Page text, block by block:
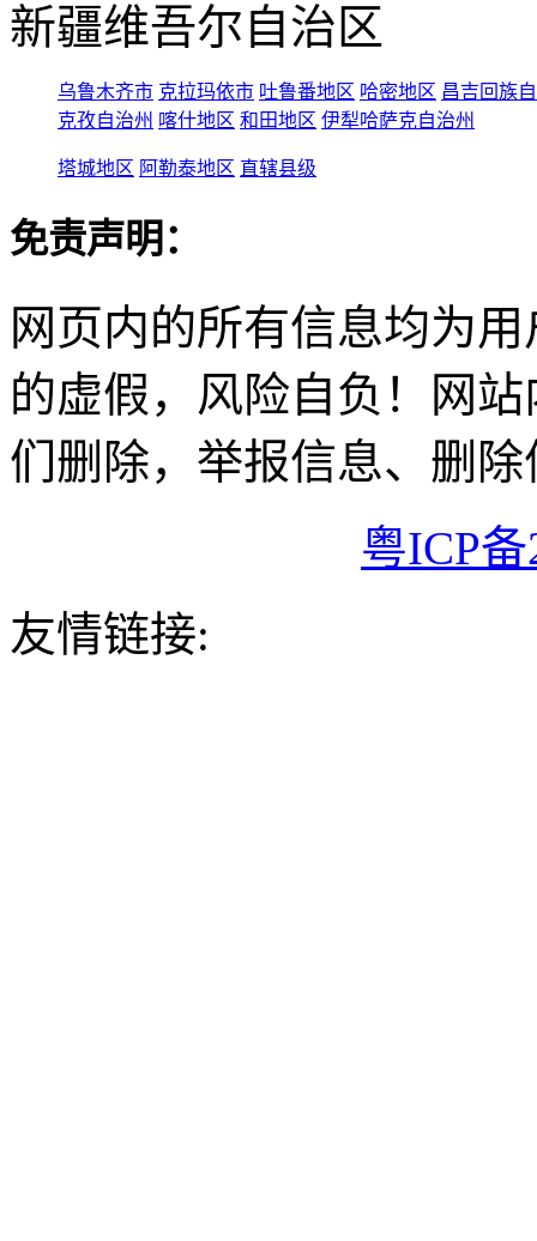
新疆维吾尔自治区
乌鲁木齐市 克拉玛依市 吐鲁番地区 哈密地区 昌吉回族
克孜自治州 喀什地区 和田地区 伊犁哈萨克自治州
塔城地区 阿勒泰地区 直辖县级
免责声明：
网页内的所有信息均为
的虚假，风险自负！网
们删除，举报信息、删
粤ICP
友情链接: